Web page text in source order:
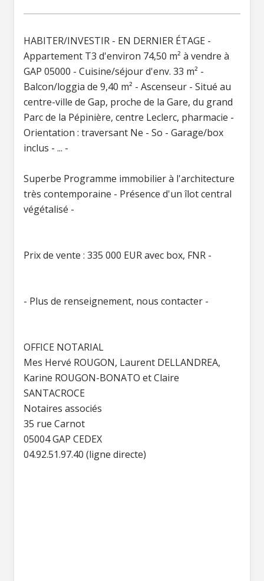
HABITER/INVESTIR - EN DERNIER ÉTAGE -
Appartement T3 d'environ 74,50 m² à vendre à
GAP 05000 - Cuisine/séjour d'env. 33 m² -
Balcon/loggia de 9,40 m² - Ascenseur - Situé au
centre-ville de Gap, proche de la Gare, du grand
Parc de la Pépinière, centre Leclerc, pharmacie -
Orientation : traversant Ne - So - Garage/box
inclus - ... -
Superbe Programme immobilier à l'architecture
très contemporaine - Présence d'un îlot central
végétalisé -
Prix de vente : 335 000 EUR avec box, FNR -
- Plus de renseignement, nous contacter -
OFFICE NOTARIAL
Mes Hervé ROUGON, Laurent DELLANDREA,
Karine ROUGON-BONATO et Claire
SANTACROCE
Notaires associés
35 rue Carnot
05004 GAP CEDEX
04.92.51.97.40 (ligne directe)